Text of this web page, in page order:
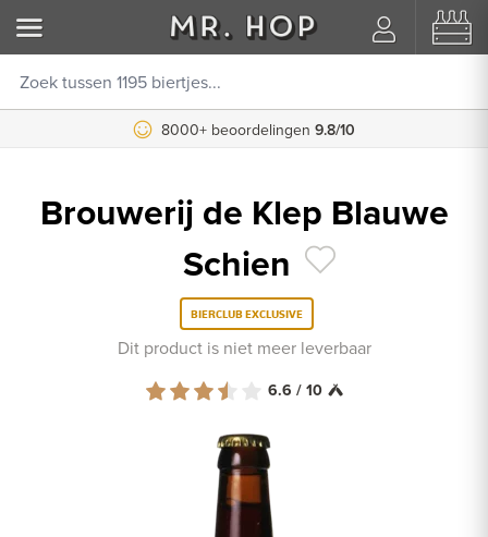
8000+ beoordelingen 9.8/10
Brouwerij de Klep Blauwe
Schien
BIERCLUB EXCLUSIVE
Dit product is niet meer leverbaar
6.6 / 10